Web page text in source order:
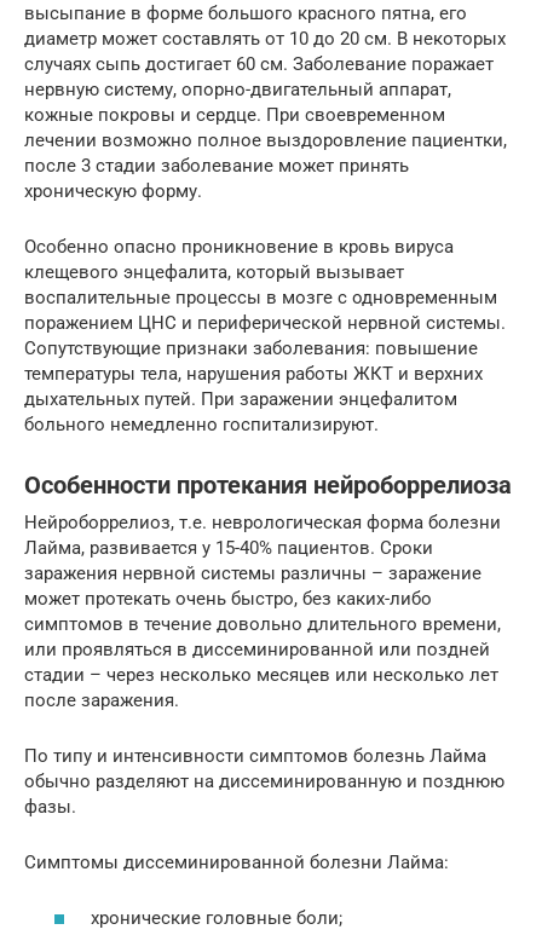
высыпание в форме большого красного пятна, его
диаметр может составлять от 10 до 20 см. В некоторых
случаях сыпь достигает 60 см. Заболевание поражает
нервную систему, опорно-двигательный аппарат,
кожные покровы и сердце. При своевременном
лечении возможно полное выздоровление пациентки,
после 3 стадии заболевание может принять
хроническую форму.
Особенно опасно проникновение в кровь вируса
клещевого энцефалита, который вызывает
воспалительные процессы в мозге с одновременным
поражением ЦНС и периферической нервной системы.
Сопутствующие признаки заболевания: повышение
температуры тела, нарушения работы ЖКТ и верхних
дыхательных путей. При заражении энцефалитом
больного немедленно госпитализируют.
Особенности протекания нейроборрелиоза
Нейроборрелиоз, т.е. неврологическая форма болезни
Лайма, развивается у 15-40% пациентов. Сроки
заражения нервной системы различны – заражение
может протекать очень быстро, без каких-либо
симптомов в течение довольно длительного времени,
или проявляться в диссеминированной или поздней
стадии – через несколько месяцев или несколько лет
после заражения.
По типу и интенсивности симптомов болезнь Лайма
обычно разделяют на диссеминированную и позднюю
фазы.
Симптомы диссеминированной болезни Лайма:
хронические головные боли;